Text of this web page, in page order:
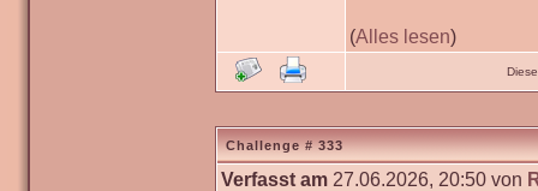
(Alles lesen)
Challenge # 333
Verfasst am 27.06.2026, 20:50 von